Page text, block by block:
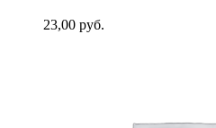
23,00 руб.